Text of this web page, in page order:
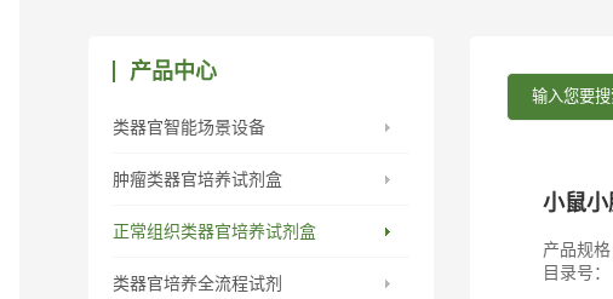
产品中心
类器官智能场景设备
肿瘤类器官培养试剂盒
正常组织类器官培养试剂盒
类器官培养全流程试剂
产品规格
目录号：